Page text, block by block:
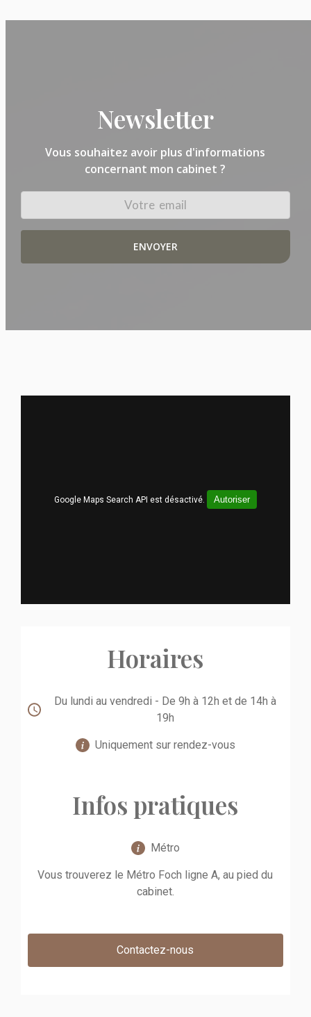
Newsletter
Vous souhaitez avoir plus d'informations
concernant mon cabinet ?
Google Maps Search API est désactivé. Autoriser
Horaires
Du lundi au vendredi - De 9h à 12h et de 14h à
19h
Uniquement sur rendez-vous
Infos pratiques
Métro
Vous trouverez le Métro Foch ligne A, au pied du
cabinet.
Contactez-nous